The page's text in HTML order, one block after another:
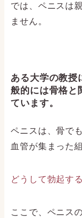
では、ペニスは
ません。
ある大学の教授
般的には骨格と
ています。
ペニスは、骨で
血管が集まった
どうして勃起す
ここで、ペニス